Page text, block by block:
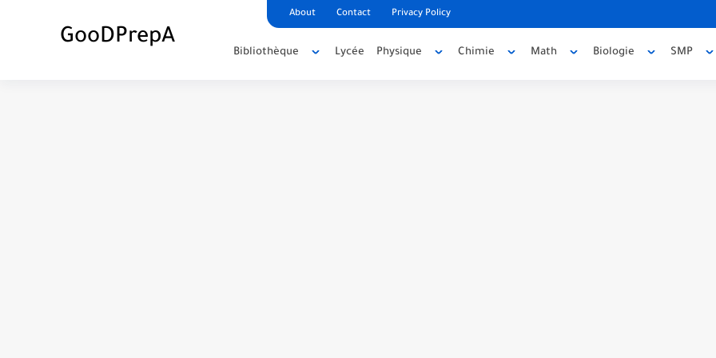
About Contact Privacy Policy
GooDPrepA
Bibliothèque Lycée Physique Chimie Math Biologie SMP